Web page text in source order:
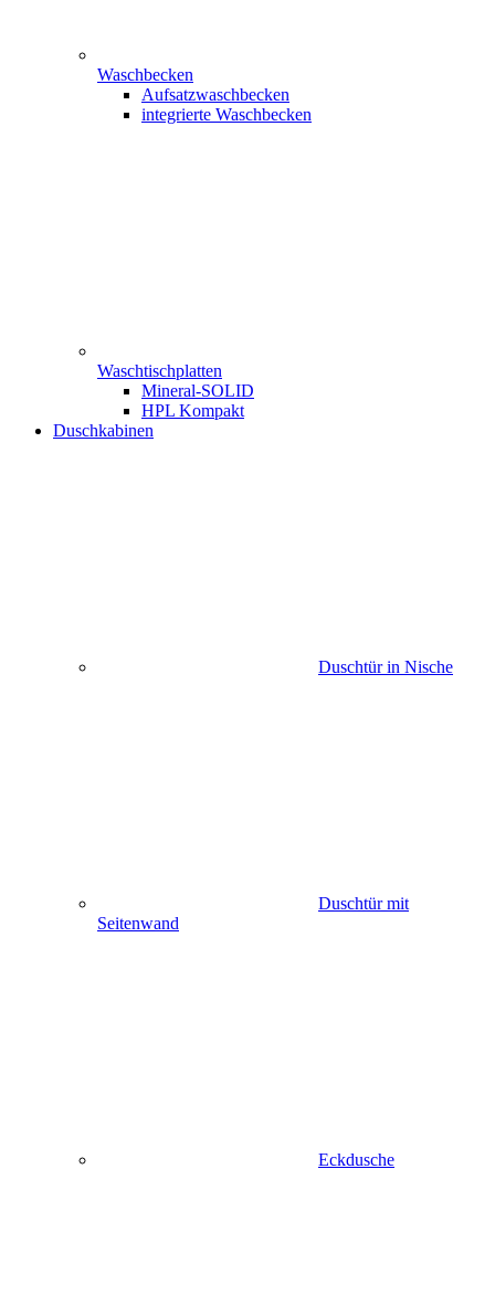
Waschbecken
Aufsatzwaschbecken
integrierte Waschbecken
Waschtischplatten
Mineral-SOLID
HPL Kompakt
Duschkabinen
Duschtür in Nische
Duschtür mit
Seitenwand
Eckdusche